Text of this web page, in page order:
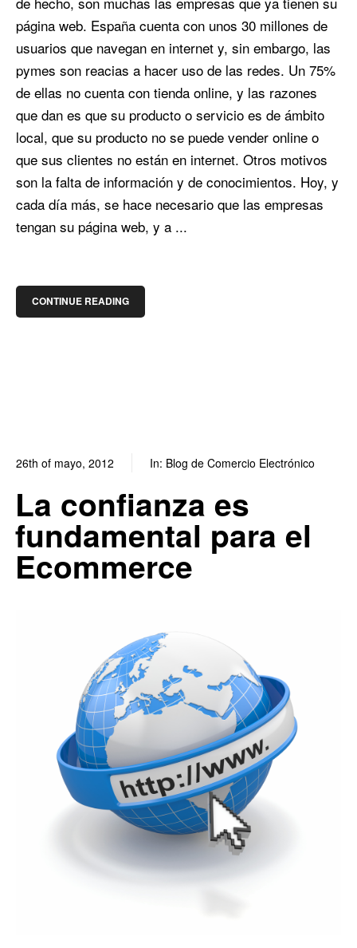
página web. España cuenta con unos 30 millones de
usuarios que navegan en internet y, sin embargo, las
pymes son reacias a hacer uso de las redes. Un 75%
de ellas no cuenta con tienda online, y las razones
que dan es que su producto o servicio es de ámbito
local, que su producto no se puede vender online o
que sus clientes no están en internet. Otros motivos
son la falta de información y de conocimientos. Hoy, y
cada día más, se hace necesario que las empresas
tengan su página web, y a ...
CONTINUE READING
26th of mayo, 2012 In: Blog de Comercio Electrónico
La confianza es
fundamental para el
Ecommerce